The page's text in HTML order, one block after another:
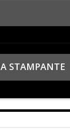
STAMPANTE